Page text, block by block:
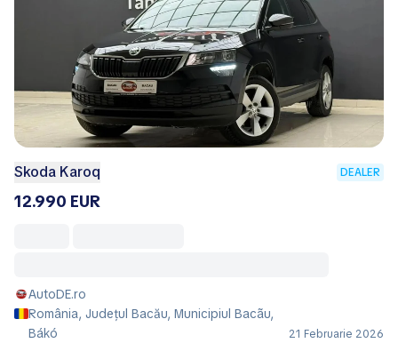
Skoda Karoq DEALER
12.990 EUR
AutoDE.ro
România, Județul Bacău, Municipiul Bacãu,
Bákó
21 Februarie 2026